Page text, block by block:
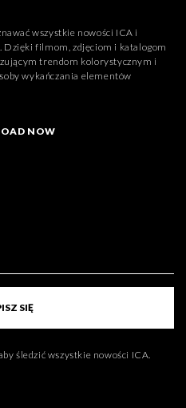
wszystkie nowości ICA i
Dzięki filmom, zdjęciom i katalogom
trendom kolorystycznym i
wykańczania elementów
NOW
SIĘ
śledzić wszystkie nowości ICA.